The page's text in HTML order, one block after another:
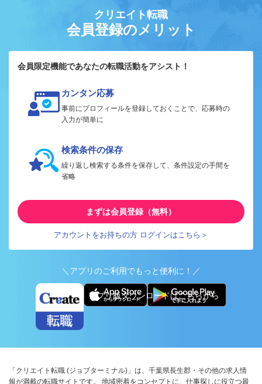
クリエイト転職
会員登録のメリット
会員限定機能であなたの転職活動をアシスト！
カンタン応募
事前にプロフィールを登録しておくことで、応募時の
入力が簡単に
検索条件の保存
繰り返し検索する条件を保存して、条件設定の手間を
省略
まずは会員登録（無料）
アカウントをお持ちの方 ログインはこちら＞
＼アプリのご利用でもっと便利に！／
アプリ版ダウンロードはこちらから
「クリエイト転職 (ジョブターミナル)」は、千葉県長生郡・その他の求人情
報が満載の転職サイトです。 地域密着をコンセプトに、仕事探しに役立つ最